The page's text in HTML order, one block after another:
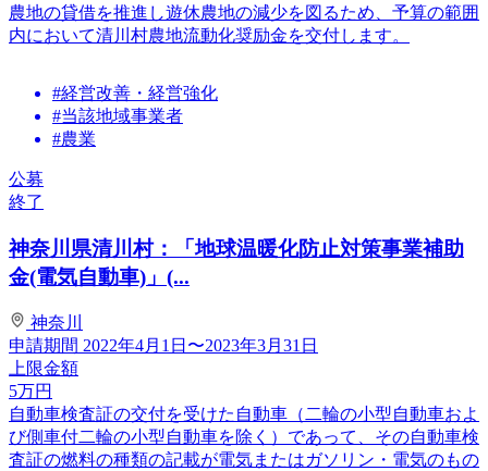
農地の貸借を推進し遊休農地の減少を図るため、予算の範囲
内において清川村農地流動化奨励金を交付します。
#経営改善・経営強化
#当該地域事業者
#農業
公募
終了
神奈川県清川村：「地球温暖化防止対策事業補助
金(電気自動車)」(...
神奈川
申請期間 2022年4月1日〜2023年3月31日
上限金額
5万円
自動車検査証の交付を受けた自動車（二輪の小型自動車およ
び側車付二輪の小型自動車を除く）であって、その自動車検
査証の燃料の種類の記載が電気またはガソリン・電気のもの